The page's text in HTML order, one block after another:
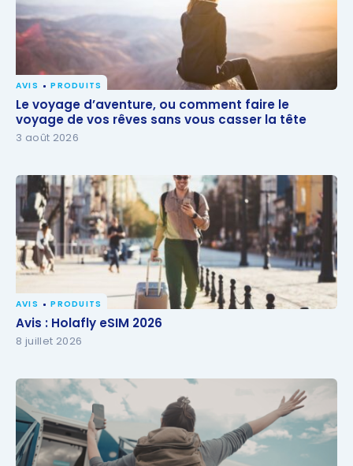
Le voyage d’aventure, ou comment faire le voyage
de vos rêves sans vous casser la tête
AVIS PRODUITS
Le voyage d’aventure, ou comment faire le
voyage de vos rêves sans vous casser la tête
3 août 2026
Avis : Holafly eSIM 2026
AVIS PRODUITS
Avis : Holafly eSIM 2026
8 juillet 2026